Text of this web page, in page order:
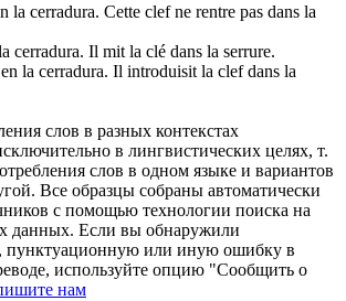
la cerradura. Cette clef ne rentre pas dans la
cerradura. Il mit la clé dans la serrure.
la cerradura. Il introduisit la clef dans la
слов в разных контекстах
в лингвистических целях, т.
слов в одном языке и вариантов
Все образцы собраны автоматически
с помощью технологии поиска на
данных. Если вы обнаружили
пунктуационную или иную ошибку в
используйте опцию "Сообщить о
нам